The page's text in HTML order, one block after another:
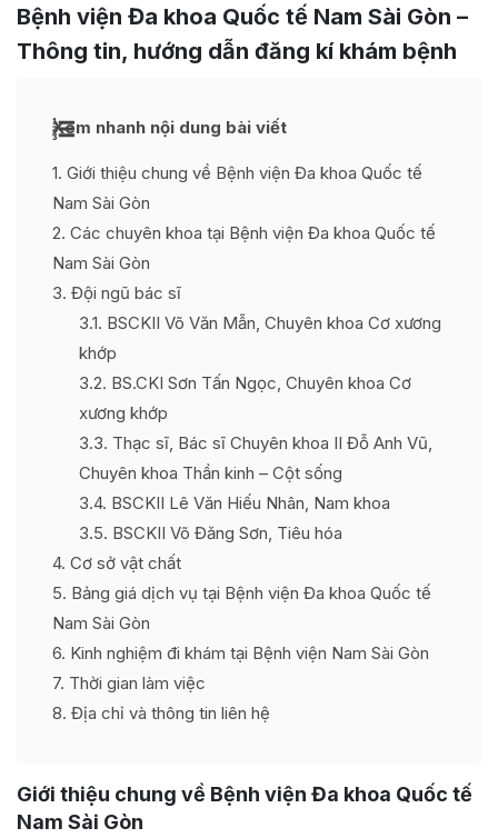
Bệnh viện Đa khoa Quốc tế Nam Sài Gòn –
Thông tin, hướng dẫn đăng kí khám bệnh
Xem nhanh nội dung bài viết
1 Giới thiệu chung về Bệnh viện Đa khoa Quốc tế
Nam Sài Gòn
2 Các chuyên khoa tại Bệnh viện Đa khoa Quốc tế
Nam Sài Gòn
3 Đội ngũ bác sĩ
3.1 BSCKII Võ Văn Mẫn, Chuyên khoa Cơ xương
khớp
3.2 BS.CKI Sơn Tấn Ngọc, Chuyên khoa Cơ
xương khớp
3.3 Thạc sĩ, Bác sĩ Chuyên khoa II Đỗ Anh Vũ,
Chuyên khoa Thần kinh – Cột sống
3.4 BSCKII Lê Văn Hiếu Nhân, Nam khoa
3.5 BSCKII Võ Đăng Sơn, Tiêu hóa
4 Cơ sở vật chất
5 Bảng giá dịch vụ tại Bệnh viện Đa khoa Quốc tế
Nam Sài Gòn
6 Kinh nghiệm đi khám tại Bệnh viện Nam Sài Gòn
7 Thời gian làm việc
8 Địa chỉ và thông tin liên hệ
Giới thiệu chung về Bệnh viện Đa khoa Quốc tế
Nam Sài Gòn